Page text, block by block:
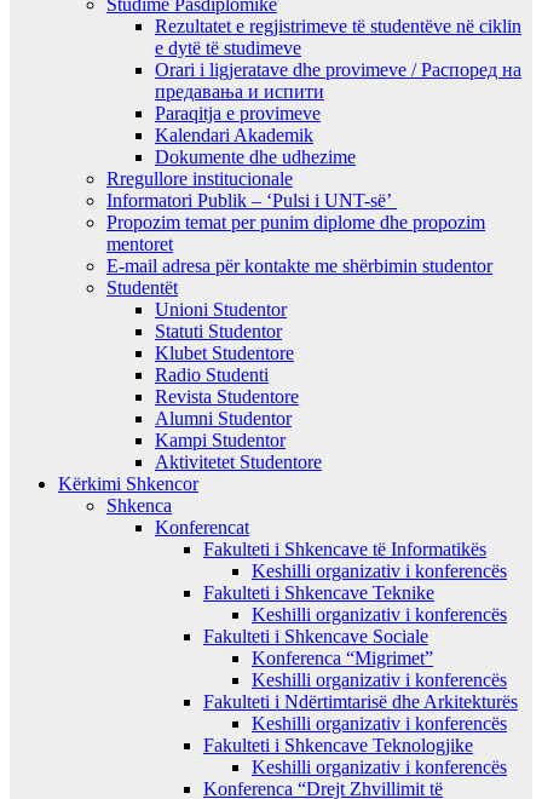
Rezultatet e regjistrimeve të studentëve në ciklin
e dytë të studimeve
Orari i ligjeratave dhe provimeve / Распоред на
предавањa и испити
Paraqitja e provimeve
Kalendari Akademik
Dokumente dhe udhezime
Rregullore institucionale
Informatori Publik – ‘Pulsi i UNT-së’
Propozim temat per punim diplome dhe propozim
mentoret
E-mail adresa për kontakte me shërbimin studentor
Studentët
Unioni Studentor
Statuti Studentor
Klubet Studentore
Radio Studenti
Revista Studentore
Alumni Studentor
Kampi Studentor
Aktivitetet Studentore
Kërkimi Shkencor
Shkenca
Konferencat
Fakulteti i Shkencave të Informatikës
Keshilli organizativ i konferencës
Fakulteti i Shkencave Teknike
Keshilli organizativ i konferencës
Fakulteti i Shkencave Sociale
Konferenca “Migrimet”
Keshilli organizativ i konferencës
Fakulteti i Ndërtimtarisë dhe Arkitekturës
Keshilli organizativ i konferencës
Fakulteti i Shkencave Teknologjike
Keshilli organizativ i konferencës
Konferenca “Drejt Zhvillimit të